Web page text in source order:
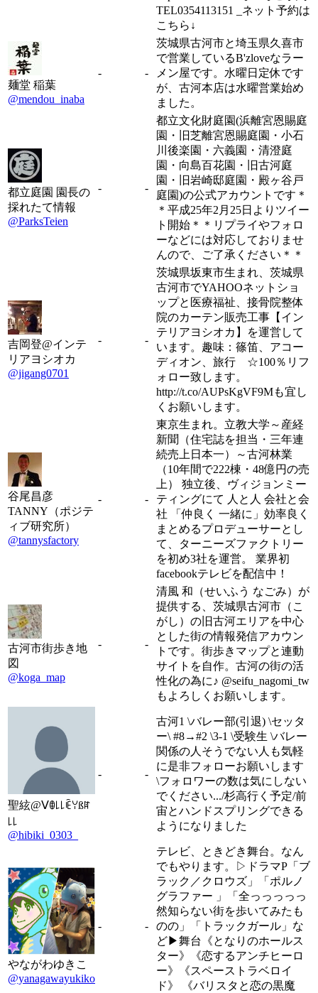
TEL0354113151 _ネット予約は
こちら↓
麺堂 稲葉
@mendou_inaba
- -
茨城県古河市と埼玉県久喜市
で営業しているB'zloveなラー
メン屋です。水曜日定休です
が、古河本店は水曜営業始め
ました。
都立庭園 園長の
採れたて情報
@ParksTeien
- -
都立文化財庭園(浜離宮恩賜庭
園・旧芝離宮恩賜庭園・小石
川後楽園・六義園・清澄庭
園・向島百花園・旧古河庭
園・旧岩崎邸庭園・殿ヶ谷戸
庭園)の公式アカウントです＊
＊平成25年2月25日よりツイー
ト開始＊＊リプライやフォロ
ーなどには対応しておりませ
んので、ご了承ください＊＊
吉岡登@インテ
リアヨシオカ
@jigang0701
- -
茨城県坂東市生まれ、茨城県
古河市でYAHOOネットショ
ップと医療福祉、接骨院整体
院のカーテン販売工事【イン
テリアヨシオカ】を運営して
います。趣味：篠笛、アコー
ディオン、旅行 ☆100％リフ
ォロー致します。
http://t.co/AUPsKgVF9Mも宜し
くお願いします。
谷尾昌彦
TANNY（ポジテ
ィブ研究所）
@tannysfactory
- -
東京生まれ。立教大学～産経
新聞（住宅誌を担当・三年連
続売上日本一）～古河林業
（10年間で222棟・48億円の売
上） 独立後、ヴィジョンミー
ティングにて 人と人 会社と会
社 「仲良く 一緒に」効率良く
まとめるプロデューサーとし
て、ターニーズファクトリー
を初め3社を運営。 業界初
facebookテレビを配信中！
古河市街歩き地
図
@koga_map
- -
清風 和（せいふう なごみ）が
提供する、茨城県古河市（こ
がし）の旧古河エリアを中心
とした街の情報発信アカウン
トです。街歩きマップと連動
サイトを自作。古河の街の活
性化の為に♪ @seifu_nagomi_tw
もよろしくお願いします。
聖絃@Ⅴꂦ꒒꒒ꍟꌩßꍏ
꒒꒒
@hibiki_0303_
- -
古河1 \バレー部(引退) \セッタ
ー\ #8→#2 \3-1 \受験生 \バレー
関係の人そうでない人も気軽
に是非フォローお願いします
\フォロワーの数は気にしない
でください.../杉高行く予定/前
宙とハンドスプリングできる
ようになりました
やながわゆきこ
@yanagawayukiko
- -
テレビ、ときどき舞台。なん
でもやります。▷ドラマP「ブ
ラック／クロウズ」「ポルノ
グラファー 」「全っっっっっ
然知らない街を歩いてみたも
のの」「トラックガール」な
ど▶︎舞台《となりのホールス
ター》《恋するアンチヒーロ
ー》《スペーストラベロイ
ド》 《バリスタと恋の黒魔